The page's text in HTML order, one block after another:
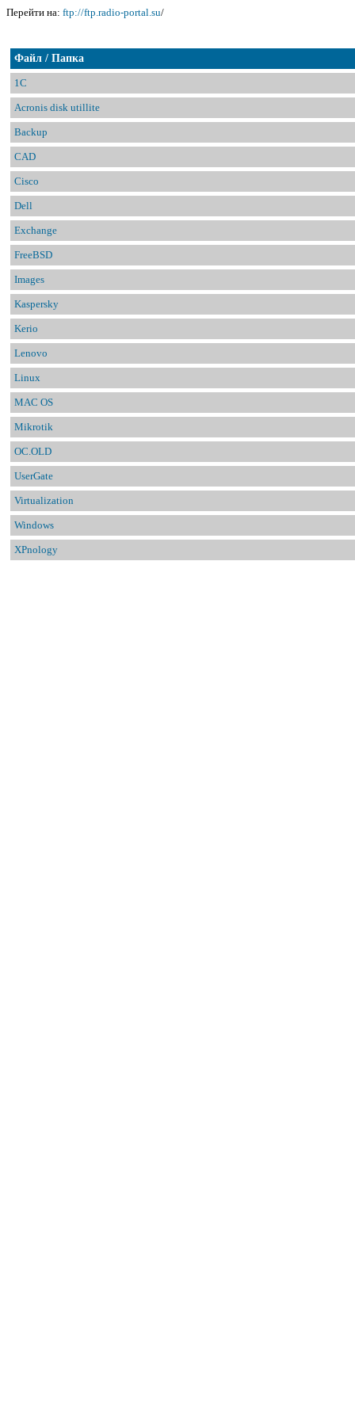
Перейти на: ftp://ftp.radio-portal.su/
Файл / Папка
1C
Acronis disk utillite
Backup
CAD
Cisco
Dell
Exchange
FreeBSD
Images
Kaspersky
Kerio
Lenovo
Linux
MAC OS
Mikrotik
OC.OLD
UserGate
Virtualization
Windows
XPnology